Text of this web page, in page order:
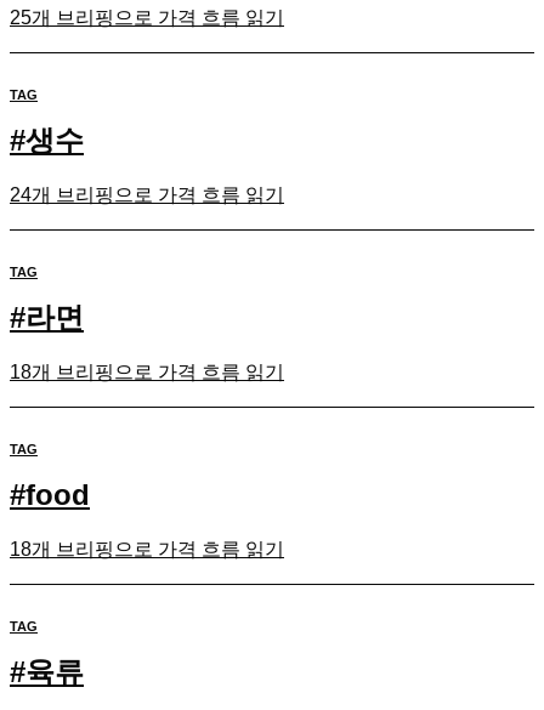
25개 브리핑으로 가격 흐름 읽기
TAG
#생수
24개 브리핑으로 가격 흐름 읽기
TAG
#라면
18개 브리핑으로 가격 흐름 읽기
TAG
#food
18개 브리핑으로 가격 흐름 읽기
TAG
#육류